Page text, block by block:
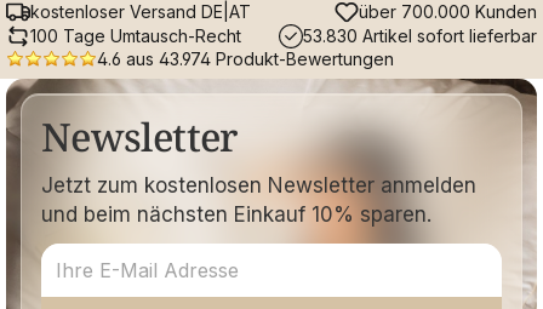
kostenloser Versand DE|AT
über 700.000 Kunden
100 Tage Umtausch-Recht
53.830 Artikel sofort lieferbar
4.6 aus 43.974 Produkt-Bewertungen
Newsletter
Jetzt zum kostenlosen Newsletter anmelden
und beim nächsten Einkauf 10% sparen.